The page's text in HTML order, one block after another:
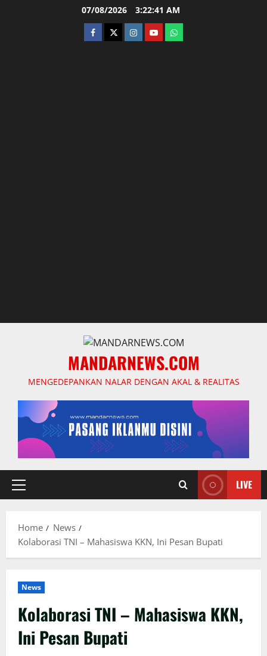
07/08/2026 3:22:42 AM
facebooktwitterinstagram.com
youtubewhatsapp
MANDARNEWS.COM
MENGEDEPANKAN NALAR DENGAN AKAL & REALITAS
Primary
LIVE
Home
News
Kolaborasi TNI – Mahasiswa KKN, Ini Pesan Bupati
News
Kolaborasi TNI – Mahasiswa KKN,
Ini Pesan Bupati